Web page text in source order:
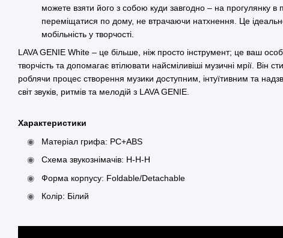
можете взяти його з собою куди завгодно – на прогулянку
переміщатися по дому, не втрачаючи натхнення. Це
мобільність у творчості.
LAVA GENIE White – це більше, ніж просто інструмент; це ваш
творчість та допомагає втілювати найсміливіші музичні мрії. Він
роблячи процес створення музики доступним, інтуїтивним та
світ звуків, ритмів та мелодій з LAVA GENIE.
Характеристики
Матеріал грифа: PC+ABS
Схема звукознімачів: H-H-H
Форма корпусу: Foldable/Detachable
Колір: Білий